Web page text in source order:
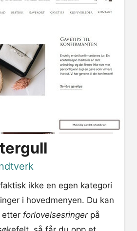
ikke en egen kategori
i hovedmenyen. Du kan
etter forlovelsesringerpå